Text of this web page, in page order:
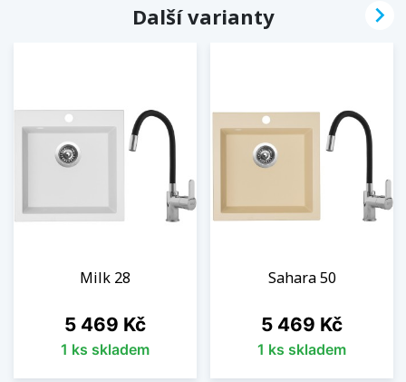
Další varianty
Milk 28
Cena
5 469 Kč
1 ks skladem
Sahara 50
Cena
5 469 Kč
1 ks skladem
